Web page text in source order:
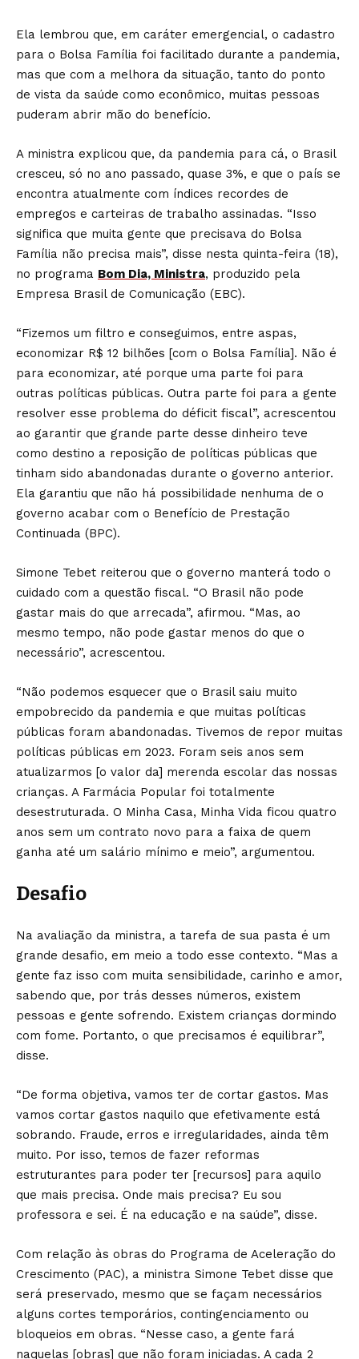
Ela lembrou que, em caráter emergencial, o cadastro
para o Bolsa Família foi facilitado durante a pandemia,
mas que com a melhora da situação, tanto do ponto
de vista da saúde como econômico, muitas pessoas
puderam abrir mão do benefício.
A ministra explicou que, da pandemia para cá, o Brasil
cresceu, só no ano passado, quase 3%, e que o país se
encontra atualmente com índices recordes de
empregos e carteiras de trabalho assinadas. “Isso
significa que muita gente que precisava do Bolsa
Família não precisa mais”, disse nesta quinta-feira (18),
no programa Bom Dia, Ministra, produzido pela
Empresa Brasil de Comunicação (EBC).
“Fizemos um filtro e conseguimos, entre aspas,
economizar R$ 12 bilhões [com o Bolsa Família]. Não é
para economizar, até porque uma parte foi para
outras políticas públicas. Outra parte foi para a gente
resolver esse problema do déficit fiscal”, acrescentou
ao garantir que grande parte desse dinheiro teve
como destino a reposição de políticas públicas que
tinham sido abandonadas durante o governo anterior.
Ela garantiu que não há possibilidade nenhuma de o
governo acabar com o Benefício de Prestação
Continuada (BPC).
Simone Tebet reiterou que o governo manterá todo o
cuidado com a questão fiscal. “O Brasil não pode
gastar mais do que arrecada”, afirmou. “Mas, ao
mesmo tempo, não pode gastar menos do que o
necessário”, acrescentou.
“Não podemos esquecer que o Brasil saiu muito
empobrecido da pandemia e que muitas políticas
públicas foram abandonadas. Tivemos de repor muitas
políticas públicas em 2023. Foram seis anos sem
atualizarmos [o valor da] merenda escolar das nossas
crianças. A Farmácia Popular foi totalmente
desestruturada. O Minha Casa, Minha Vida ficou quatro
anos sem um contrato novo para a faixa de quem
ganha até um salário mínimo e meio”, argumentou.
Desafio
Na avaliação da ministra, a tarefa de sua pasta é um
grande desafio, em meio a todo esse contexto. “Mas a
gente faz isso com muita sensibilidade, carinho e amor,
sabendo que, por trás desses números, existem
pessoas e gente sofrendo. Existem crianças dormindo
com fome. Portanto, o que precisamos é equilibrar”,
disse.
“De forma objetiva, vamos ter de cortar gastos. Mas
vamos cortar gastos naquilo que efetivamente está
sobrando. Fraude, erros e irregularidades, ainda têm
muito. Por isso, temos de fazer reformas
estruturantes para poder ter [recursos] para aquilo
que mais precisa. Onde mais precisa? Eu sou
professora e sei. É na educação e na saúde”, disse.
Com relação às obras do Programa de Aceleração do
Crescimento (PAC), a ministra Simone Tebet disse que
será preservado, mesmo que se façam necessários
alguns cortes temporários, contingenciamento ou
bloqueios em obras. “Nesse caso, a gente fará
naquelas [obras] que não foram iniciadas. A cada 2